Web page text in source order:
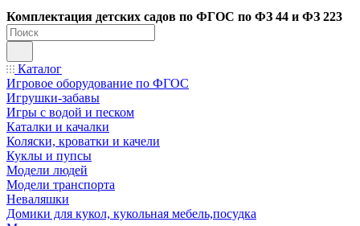
Комплектация детских садов по ФГОC по ФЗ 44 и ФЗ 223
Каталог
Игровое оборудование по ФГОС
Игрушки-забавы
Игры с водой и песком
Каталки и качалки
Коляски, кроватки и качели
Куклы и пупсы
Модели людей
Модели транспорта
Неваляшки
Домики для кукол, кукольная мебель,посудка